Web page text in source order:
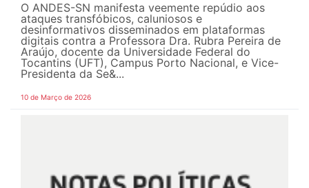
O ANDES-SN manifesta veemente repúdio aos
ataques transfóbicos, caluniosos e
desinformativos disseminados em plataformas
digitais contra a Professora Dra. Rubra Pereira de
Araújo, docente da Universidade Federal do
Tocantins (UFT), Campus Porto Nacional, e Vice-
Presidenta da Se&...
10 de Março de 2026